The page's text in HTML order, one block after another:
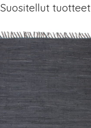
Suositellut tuotteet